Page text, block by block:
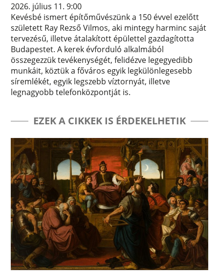
2026. július 11. 9:00
Kevésbé ismert építőművészünk a 150 évvel ezelőtt
született Ray Rezső Vilmos, aki mintegy harminc saját
tervezésű, illetve átalakított épülettel gazdagította
Budapestet. A kerek évforduló alkalmából
összegezzük tevékenységét, felidézve legegyedibb
munkáit, köztük a főváros egyik legkülönlegesebb
síremlékét, egyik legszebb víztornyát, illetve
legnagyobb telefonközpontját is.
EZEK A CIKKEK IS ÉRDEKELHETIK